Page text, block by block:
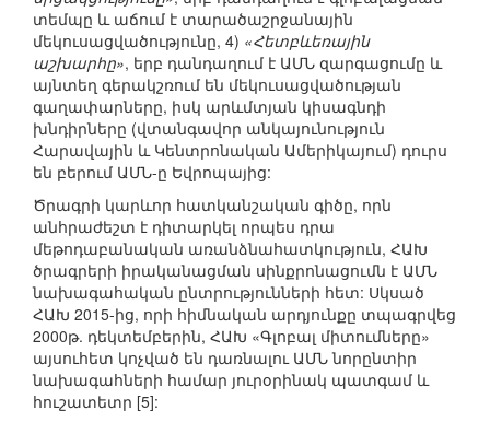
տեմպը և աճում է տարածաշրջանային
մեկուսացվածությունը, 4) «Հետբևեռային
աշխարհը», երբ դանդաղում է ԱՄՆ զարգացումը և
այնտեղ գերակշռում են մեկուսացվածության
գաղափարները, իսկ արևմտյան կիսագնդի
խնդիրները (վտանգավոր անկայունություն
Հարավային և Կենտրոնական Ամերիկայում) դուրս
են բերում ԱՄՆ-ը Եվրոպայից:
Ծրագրի կարևոր հատկանշական գիծը, որն
անհրաժեշտ է դիտարկել որպես դրա
մեթոդաբանական առանձնահատկություն, ՀԱԽ
ծրագրերի իրականացման սինքրոնացումն է ԱՄՆ
նախագահական ընտրությունների հետ: Սկսած
ՀԱԽ 2015-ից, որի հիմնական արդյունքը տպագրվեց
2000թ. դեկտեմբերին, ՀԱԽ «Գլոբալ միտումները»
այսուհետ կոչված են դառնալու ԱՄՆ նորընտիր
նախագահների համար յուրօրինակ պատգամ և
հուշատետր [5]: